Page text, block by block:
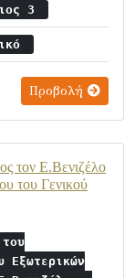
3
Προβολή
τον Ε.Βενιζέλο
του Γενικού
Εξωτερικών